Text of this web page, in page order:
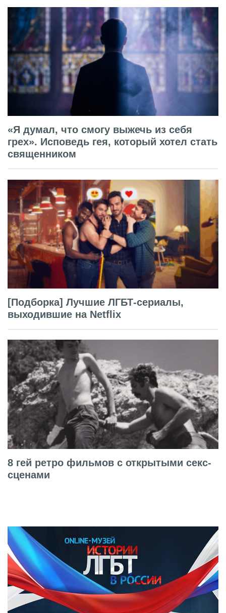
«Я думал, что смогу выжечь из себя
грех». Исповедь гея, который хотел стать
священником
[Подборка] Лучшие ЛГБТ-сериалы,
выходившие на Netflix
8 гей ретро фильмов с открытыми секс-
сценами